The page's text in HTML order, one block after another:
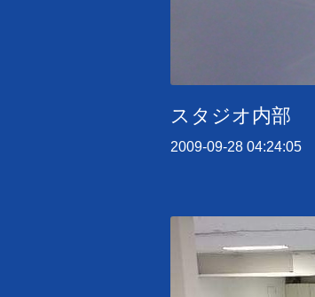
スタジオ内部
2009-09-28 04:24:05